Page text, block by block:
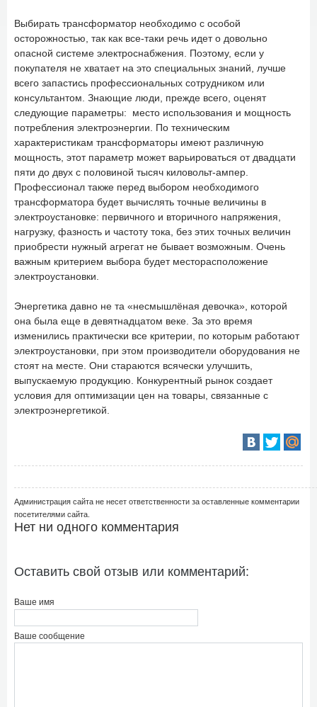
Выбирать трансформатор необходимо с особой
осторожностью, так как все-таки речь идет о довольно
опасной системе электроснабжения. Поэтому, если у
покупателя не хватает на это специальных знаний, лучше
всего запастись профессиональных сотрудником или
консультантом. Знающие люди, прежде всего, оценят
следующие параметры: место использования и мощность
потребления электроэнергии. По техническим
характеристикам трансформаторы имеют различную
мощность, этот параметр может варьироваться от двадцати
пяти до двух с половиной тысяч киловольт-ампер.
Профессионал также перед выбором необходимого
трансформатора будет вычислять точные величины в
электроустановке: первичного и вторичного напряжения,
нагрузку, фазность и частоту тока, без этих точных величин
приобрести нужный агрегат не бывает возможным. Очень
важным критерием выбора будет месторасположение
электроустановки.
Энергетика давно не та «несмышлёная девочка», которой
она была еще в девятнадцатом веке. За это время
изменились практически все критерии, по которым работают
электроустановки, при этом производители оборудования не
стоят на месте. Они стараются всячески улучшить,
выпускаемую продукцию. Конкурентный рынок создает
условия для оптимизации цен на товары, связанные с
электроэнергетикой.
Администрация сайта не несет ответственности за оставленные комментарии
посетителями сайта.
Нет ни одного комментария
Оставить свой отзыв или комментарий:
Ваше имя
Ваше сообщение